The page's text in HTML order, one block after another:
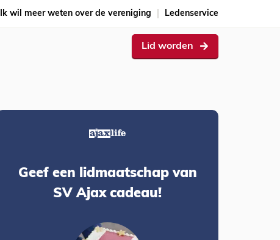
Ik wil meer weten over de vereniging Ledenservice
Lid worden
Geef een lidmaatschap van
SV Ajax cadeau!